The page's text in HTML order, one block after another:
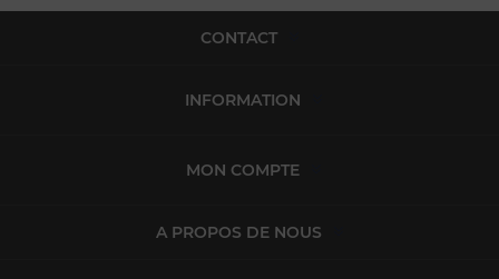
CONTACT
INFORMATION
MON COMPTE
A PROPOS DE NOUS